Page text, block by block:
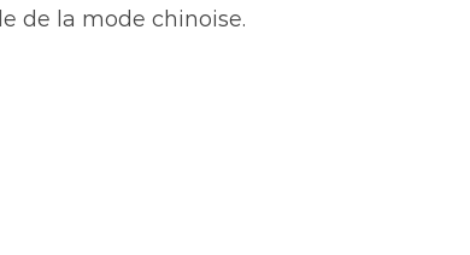
de la mode chinoise.